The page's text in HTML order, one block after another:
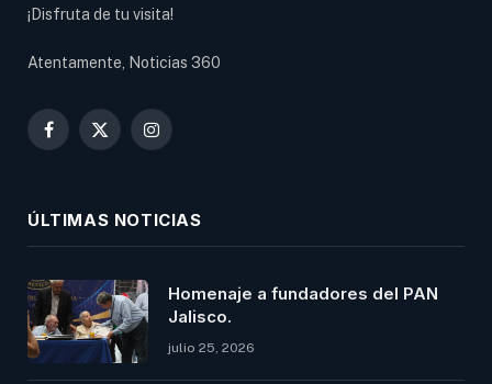
¡Disfruta de tu visita!
Atentamente, Noticias 360
Facebook
X
Instagram
ÚLTIMAS NOTICIAS
Homenaje a fundadores del PAN
Jalisco.
julio 25, 2026